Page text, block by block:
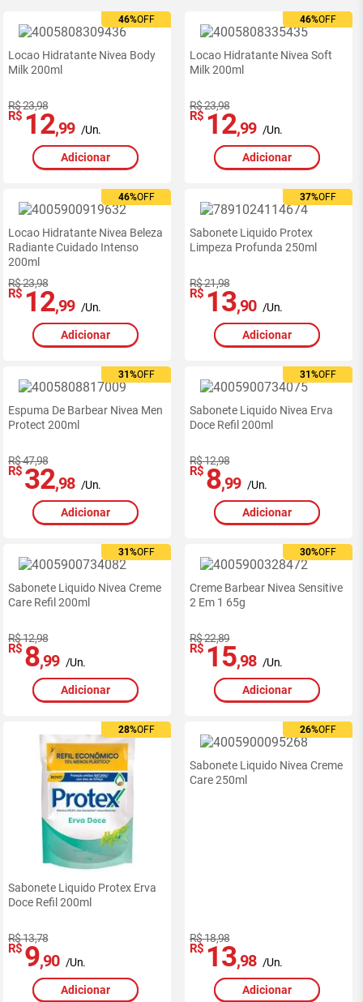
46%OFF
46%OFF
Locao Hidratante Nivea Body
Milk 200ml
R$ 23,98
R$ 12,99 /Un.
Adicionar
46%OFF
46%OFF
Locao Hidratante Nivea Soft
Milk 200ml
R$ 23,98
R$ 12,99 /Un.
Adicionar
46%OFF
46%OFF
Locao Hidratante Nivea Beleza
Radiante Cuidado Intenso
200ml
R$ 23,98
R$ 12,99 /Un.
Adicionar
37%OFF
37%OFF
Sabonete Liquido Protex
Limpeza Profunda 250ml
R$ 21,98
R$ 13,90 /Un.
Adicionar
31%OFF
31%OFF
Espuma De Barbear Nivea Men
Protect 200ml
R$ 47,98
R$ 32,98 /Un.
Adicionar
31%OFF
31%OFF
Sabonete Liquido Nivea Erva
Doce Refil 200ml
R$ 12,98
R$ 8,99 /Un.
Adicionar
31%OFF
31%OFF
Sabonete Liquido Nivea Creme
Care Refil 200ml
R$ 12,98
R$ 8,99 /Un.
Adicionar
30%OFF
30%OFF
Creme Barbear Nivea Sensitive
2 Em 1 65g
R$ 22,89
R$ 15,98 /Un.
Adicionar
28%OFF
28%OFF
Sabonete Liquido Protex Erva
Doce Refil 200ml
R$ 13,78
R$ 9,90 /Un.
Adicionar
26%OFF
26%OFF
Sabonete Liquido Nivea Creme
Care 250ml
R$ 18,98
R$ 13,98 /Un.
Adicionar